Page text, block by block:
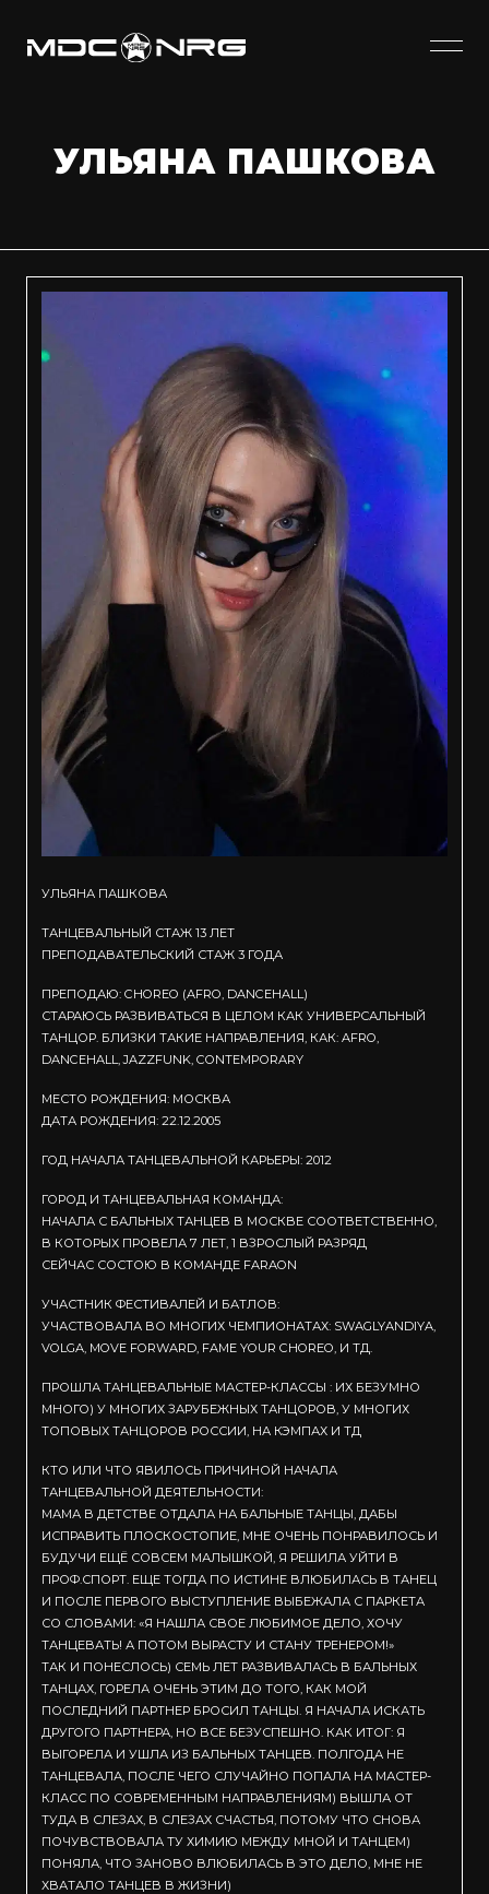
УЛЬЯНА ПАШКОВА
УЛЬЯНА ПАШКОВА
ТАНЦЕВАЛЬНЫЙ СТАЖ 13 ЛЕТ
ПРЕПОДАВАТЕЛЬСКИЙ СТАЖ 3 ГОДА
ПРЕПОДАЮ: CHOREO (AFRO, DANCEHALL)
СТАРАЮСЬ РАЗВИВАТЬСЯ В ЦЕЛОМ КАК УНИВЕРСАЛЬНЫЙ
ТАНЦОР. БЛИЗКИ ТАКИЕ НАПРАВЛЕНИЯ, КАК: AFRO,
DANCEHALL, JAZZFUNK, CONTEMPORARY
МЕСТО РОЖДЕНИЯ: МОСКВА
ДАТА РОЖДЕНИЯ: 22.12.2005
ГОД НАЧАЛА ТАНЦЕВАЛЬНОЙ КАРЬЕРЫ: 2012
ГОРОД И ТАНЦЕВАЛЬНАЯ КОМАНДА:
НАЧАЛА С БАЛЬНЫХ ТАНЦЕВ В МОСКВЕ СООТВЕТСТВЕННО,
В КОТОРЫХ ПРОВЕЛА 7 ЛЕТ, 1 ВЗРОСЛЫЙ РАЗРЯД
СЕЙЧАС СОСТОЮ В КОМАНДЕ FARAON
УЧАСТНИК ФЕСТИВАЛЕЙ И БАТЛОВ:
УЧАСТВОВАЛА ВО МНОГИХ ЧЕМПИОНАТАХ: SWAGLYANDIYA,
VOLGA, MOVE FORWARD, FAME YOUR CHOREO, И ТД.
ПРОШЛА ТАНЦЕВАЛЬНЫЕ МАСТЕР-КЛАССЫ : ИХ БЕЗУМНО
МНОГО) У МНОГИХ ЗАРУБЕЖНЫХ ТАНЦОРОВ, У МНОГИХ
ТОПОВЫХ ТАНЦОРОВ РОССИИ, НА КЭМПАХ И ТД
КТО ИЛИ ЧТО ЯВИЛОСЬ ПРИЧИНОЙ НАЧАЛА
ТАНЦЕВАЛЬНОЙ ДЕЯТЕЛЬНОСТИ:
МАМА В ДЕТСТВЕ ОТДАЛА НА БАЛЬНЫЕ ТАНЦЫ, ДАБЫ
ИСПРАВИТЬ ПЛОСКОСТОПИЕ, МНЕ ОЧЕНЬ ПОНРАВИЛОСЬ И
БУДУЧИ ЕЩЁ СОВСЕМ МАЛЫШКОЙ, Я РЕШИЛА УЙТИ В
ПРОФ.СПОРТ. ЕЩЕ ТОГДА ПО ИСТИНЕ ВЛЮБИЛАСЬ В ТАНЕЦ
И ПОСЛЕ ПЕРВОГО ВЫСТУПЛЕНИЕ ВЫБЕЖАЛА С ПАРКЕТА
СО СЛОВАМИ: «Я НАШЛА СВОЕ ЛЮБИМОЕ ДЕЛО, ХОЧУ
ТАНЦЕВАТЬ! А ПОТОМ ВЫРАСТУ И СТАНУ ТРЕНЕРОМ!»
ТАК И ПОНЕСЛОСЬ) СЕМЬ ЛЕТ РАЗВИВАЛАСЬ В БАЛЬНЫХ
ТАНЦАХ, ГОРЕЛА ОЧЕНЬ ЭТИМ ДО ТОГО, КАК МОЙ
ПОСЛЕДНИЙ ПАРТНЕР БРОСИЛ ТАНЦЫ. Я НАЧАЛА ИСКАТЬ
ДРУГОГО ПАРТНЕРА, НО ВСЕ БЕЗУСПЕШНО. КАК ИТОГ: Я
ВЫГОРЕЛА И УШЛА ИЗ БАЛЬНЫХ ТАНЦЕВ. ПОЛГОДА НЕ
ТАНЦЕВАЛА, ПОСЛЕ ЧЕГО СЛУЧАЙНО ПОПАЛА НА МАСТЕР-
КЛАСС ПО СОВРЕМЕННЫМ НАПРАВЛЕНИЯМ) ВЫШЛА ОТ
ТУДА В СЛЕЗАХ, В СЛЕЗАХ СЧАСТЬЯ, ПОТОМУ ЧТО СНОВА
ПОЧУВСТВОВАЛА ТУ ХИМИЮ МЕЖДУ МНОЙ И ТАНЦЕМ)
ПОНЯЛА, ЧТО ЗАНОВО ВЛЮБИЛАСЬ В ЭТО ДЕЛО, МНЕ НЕ
ХВАТАЛО ТАНЦЕВ В ЖИЗНИ)